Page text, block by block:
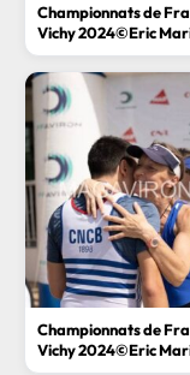
Championnats de
Vichy 2024©Eric
Championnats de
Vichy 2024©Eric